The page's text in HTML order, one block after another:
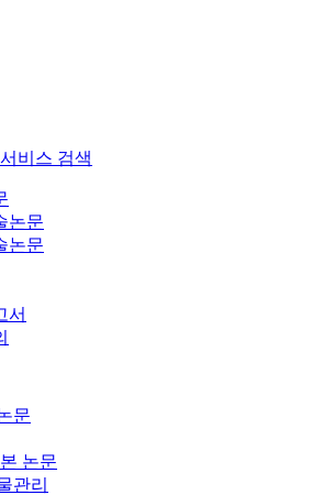
비스 검색
논문
논문
서
문
논문
관리